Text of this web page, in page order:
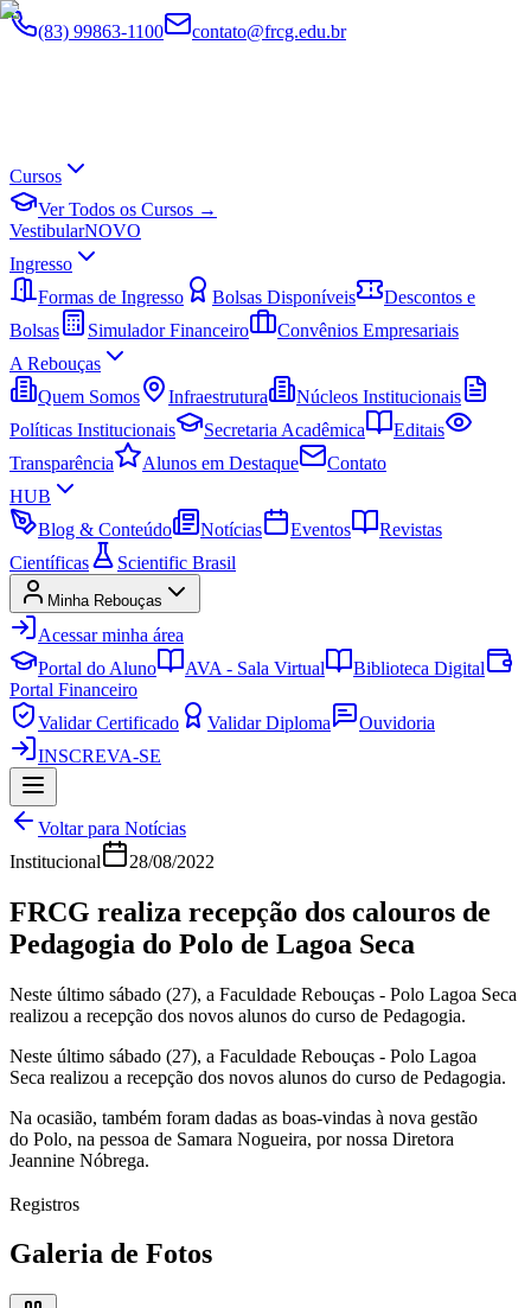
(83) 99863-1100 contato@frcg.edu.br
Cursos
Ver Todos os Cursos →
VestibularNOVO
Ingresso
Formas de Ingresso
Bolsas Disponíveis
Descontos e
Bolsas
Simulador Financeiro
Convênios Empresariais
A Rebouças
Quem Somos
Infraestrutura
Núcleos Institucionais
Políticas Institucionais
Secretaria Acadêmica
Editais
Transparência
Alunos em Destaque
Contato
HUB
Blog & Conteúdo
Notícias Eventos
Revistas
Científicas
Scientific Brasil
Minha Rebouças
Acessar minha área
Portal do Aluno
AVA - Sala Virtual
Biblioteca Digital
Portal Financeiro
Validar Certificado
Validar Diploma
Ouvidoria
INSCREVA-SE
Voltar para Notícias
Institucional
28/08/2022
FRCG realiza recepção dos calouros de
Pedagogia do Polo de Lagoa Seca
Neste último sábado (27), a Faculdade Rebouças - Polo Lagoa Seca
realizou a recepção dos novos alunos do curso de Pedagogia.
Neste último sábado (27), a Faculdade Rebouças - Polo Lagoa
Seca realizou a recepção dos novos alunos do curso de Pedagogia.
Na ocasião, também foram dadas as boas-vindas à nova gestão
do Polo, na pessoa de Samara Nogueira, por nossa Diretora
Jeannine Nóbrega.
Registros
Galeria de Fotos